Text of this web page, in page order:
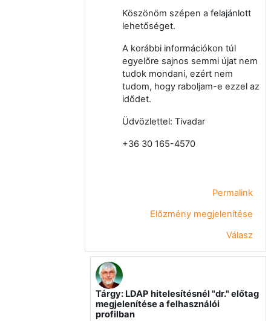
Köszönöm szépen a felajánlott
lehetőséget.
A korábbi információkon túl
egyelőre sajnos semmi újat nem
tudok mondani, ezért nem
tudom, hogy raboljam-e ezzel az
idődet.
Üdvözlettel: Tivadar
+36 30 165-4570
Permalink
Előzmény megjelenítése
Válasz
Válasz erre: Okolicsányi Tivadar
Tárgy: LDAP hitelesítésnél "dr." előtag
megjelenítése a felhasználói
profilban